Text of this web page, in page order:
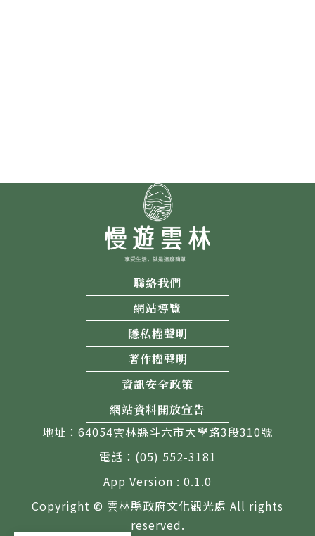
聯絡我們
網站導覽
隱私權聲明
著作權聲明
資訊安全政策
網站資料開放宣告
地址：64054雲林縣斗六市大學路3段310號
電話：(05) 552-3181
App Version : 0.1.0
Copyright © 雲林縣政府文化觀光處 All rights
reserved.